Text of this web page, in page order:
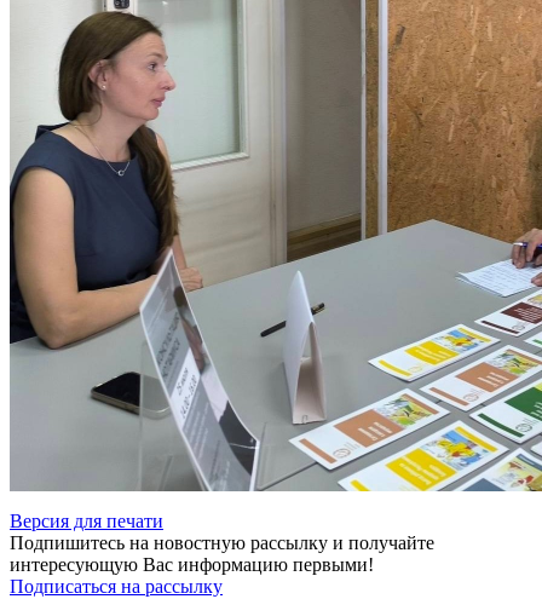
Версия для печати
Подпишитесь на новостную рассылку и получайте
интересующую Вас информацию первыми!
Подписаться на рассылку